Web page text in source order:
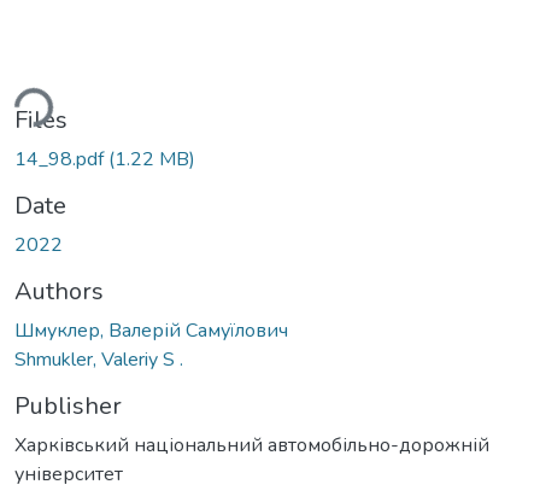
Files
14_98.pdf(1.22 MB)
Date
2022
Authors
Шмуклер, Валерій Самуїлович
Shmukler, Valeriy S .
Publisher
Харківський національний автомобільно-дорожній
університет